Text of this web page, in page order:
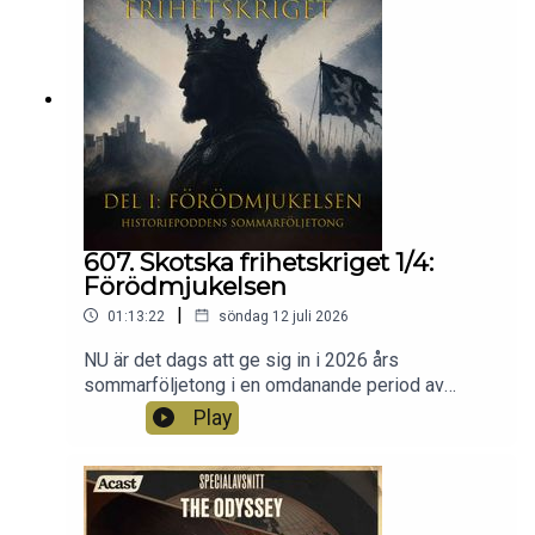
607. Skotska frihetskriget 1/4:
Förödmjukelsen
01:13:22 | söndag 12 juli 2026
NU är det dags att ge sig in i 2026 års
sommarföljetong i en omdanande period av
medeltiden på den brittiska ön. Skottland drabbas
av tronföljdskris och försöker lösa det med hjälp
av den engelske kungen Edvard I, det visade sig
vara en missräkning. Vi kommer i fyra avsnitt följa
den infernaliska kampen för självständighet med
Play